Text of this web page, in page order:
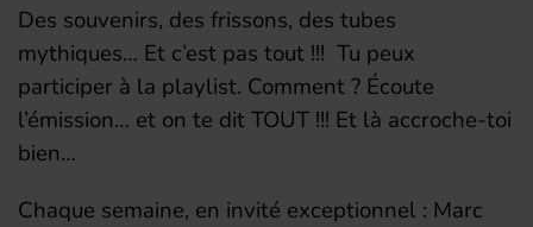
Des souvenirs, des frissons, des tubes
mythiques… Et c’est pas tout !!! Tu peux
participer à la playlist. Comment ? Écoute
l’émission… et on te dit TOUT !!! Et là accroche-toi
bien…
Chaque semaine, en invité exceptionnel : Marc